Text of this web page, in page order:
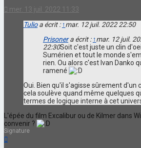
mer. 13 juil. 2022 11:33
Tulioa écrit : ↑mar. 12 juil. 2022 22:50
Prisonera écrit : ↑mar. 12 juil.
22:30Soit c'est juste un clin
Sumérien et tout le monde
rien. Ou alors c'est Ivan Danko
ramené
Oui. Bien qu'il s'agisse sûrement d'un
cela soulève quand même quelques
termes de logique interne à cet
L'épée du film Excalibur ou de Kilmer dans
convenir ?
Signature